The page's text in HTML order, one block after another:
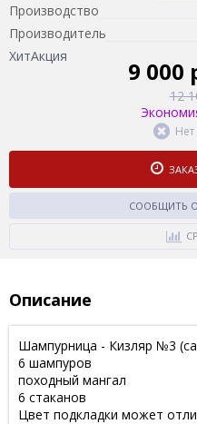
Производство
Производитель
ХитАкция
9 000
12
СООБЩИТЬ
Описание
Шампурница - Кизляр №3
6 шампуров
походный мангал
6 стаканов
Цвет подкладки может